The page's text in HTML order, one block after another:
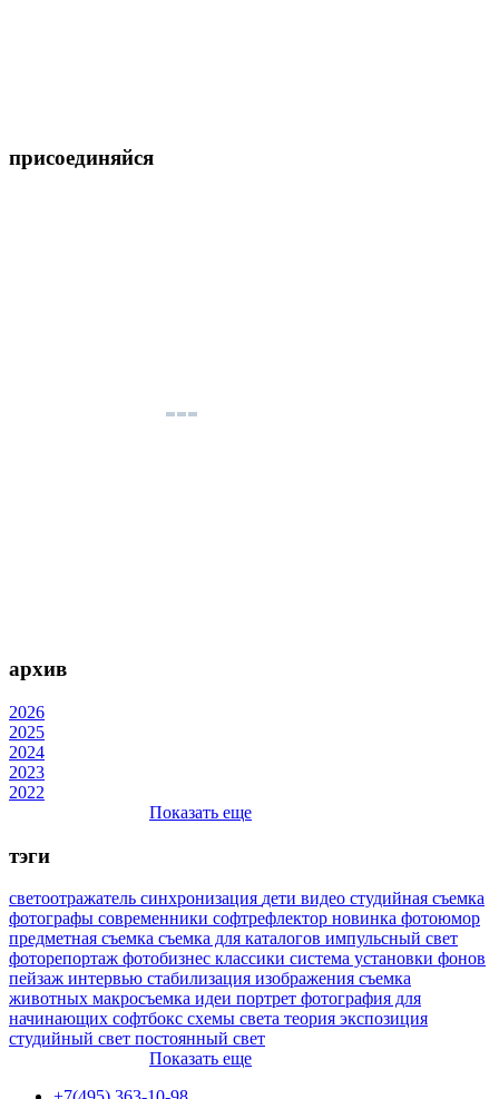
присоединяйся
архив
2026
2025
2024
2023
2022
Показать еще
тэги
светоотражатель синхронизация дети видео студийная съемка
фотографы современники софтрефлектор новинка фотоюмор
предметная съемка съемка для каталогов импульсный свет
фоторепортаж фотобизнес классики система установки фонов
пейзаж интервью стабилизация изображения съемка
животных макросъемка идеи портрет фотография для
начинающих софтбокс схемы света теория экспозиция
студийный свет постоянный свет
Показать еще